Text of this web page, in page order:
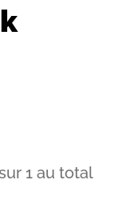
sur 1 au total